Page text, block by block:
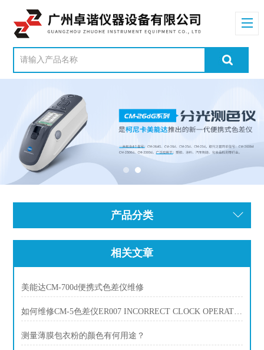
产品分类
相关文章
美能达CM-700d便携式色差仪维修
如何维修CM-5色差仪ER007 INCORRECT CLOCK OPERATION
测量薄膜包衣粉的颜色有何用途？